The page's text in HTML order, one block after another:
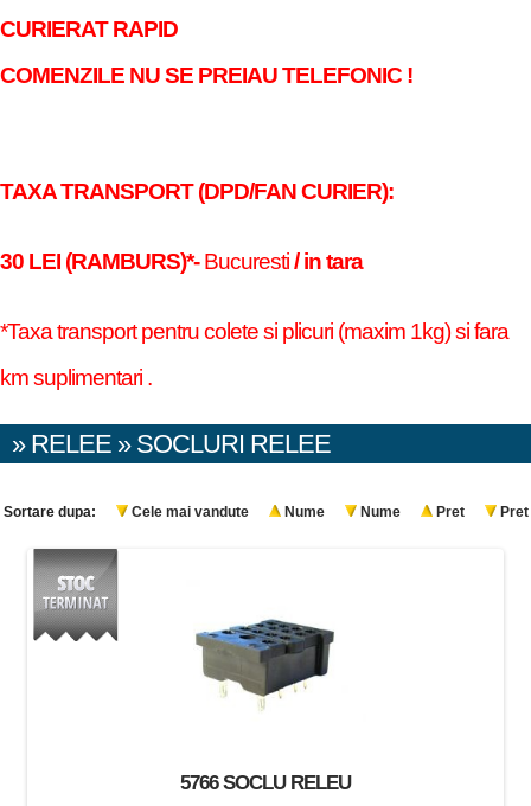
CURIERAT RAPID
COMENZILE NU SE PREIAU TELEFONIC !
TAXA TRANSPORT (DPD/FAN CURIER):
30 LEI (RAMBURS)*-Bucuresti/ in tara
*Taxa transport pentru colete si plicuri (maxim 1kg) si fara
km suplimentari .
» RELEE » SOCLURI RELEE
Sortare dupa: Cele mai vandute Nume Nume Pret Pret
5766 SOCLU RELEU